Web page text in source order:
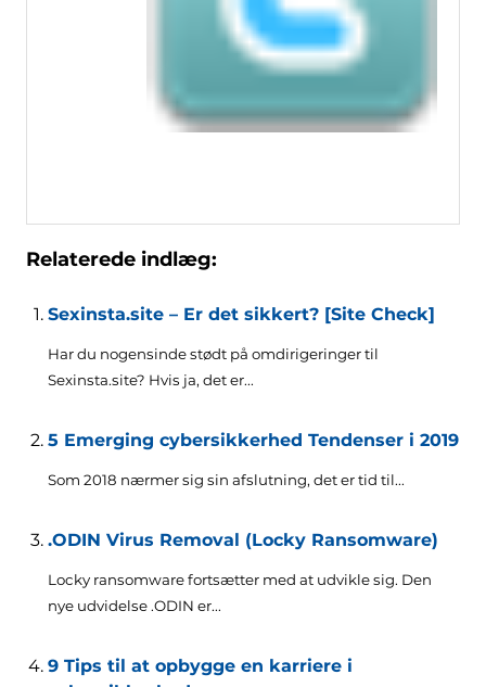
Relaterede indlæg:
Sexinsta.site – Er det sikkert? [Site Check]
Har du nogensinde stødt på omdirigeringer til
Sexinsta.site? Hvis ja, det er...
5 Emerging cybersikkerhed Tendenser i 2019
Som 2018 nærmer sig sin afslutning, det er tid til...
.ODIN Virus Removal (Locky Ransomware)
Locky ransomware fortsætter med at udvikle sig. Den
nye udvidelse .ODIN er...
9 Tips til at opbygge en karriere i